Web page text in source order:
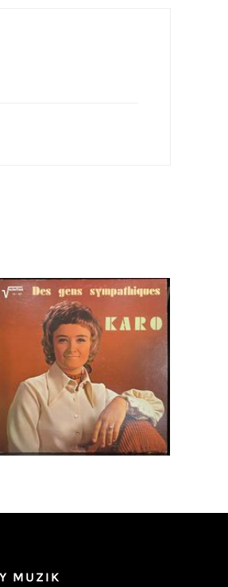
Karo – Des Gens
Sympathiques LP
Ajouter au
panier
MUZIK